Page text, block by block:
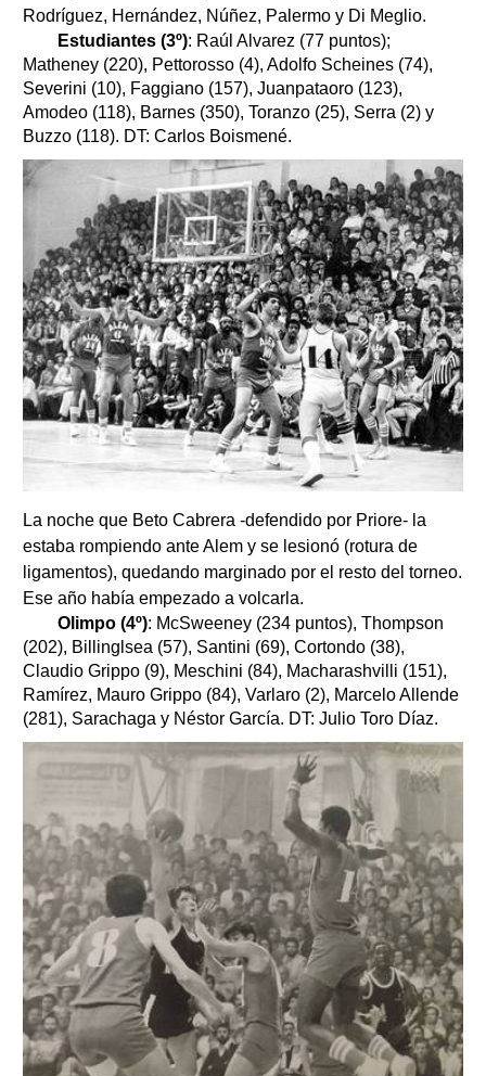
Rodríguez, Hernández, Núñez, Palermo y Di Meglio.
Estudiantes (3º): Raúl Alvarez (77 puntos);
Matheney (220), Pettorosso (4), Adolfo Scheines (74),
Severini (10), Faggiano (157), Juanpataoro (123),
Amodeo (118), Barnes (350), Toranzo (25), Serra (2) y
Buzzo (118). DT: Carlos Boismené.
La noche que Beto Cabrera -defendido por Priore- la
estaba rompiendo ante Alem y se lesionó (rotura de
ligamentos), quedando marginado por el resto del torneo.
Ese año había empezado a volcarla.
Olimpo (4º): McSweeney (234 puntos), Thompson
(202), Billinglsea (57), Santini (69), Cortondo (38),
Claudio Grippo (9), Meschini (84), Macharashvilli (151),
Ramírez, Mauro Grippo (84), Varlaro (2), Marcelo Allende
(281), Sarachaga y Néstor García. DT: Julio Toro Díaz.